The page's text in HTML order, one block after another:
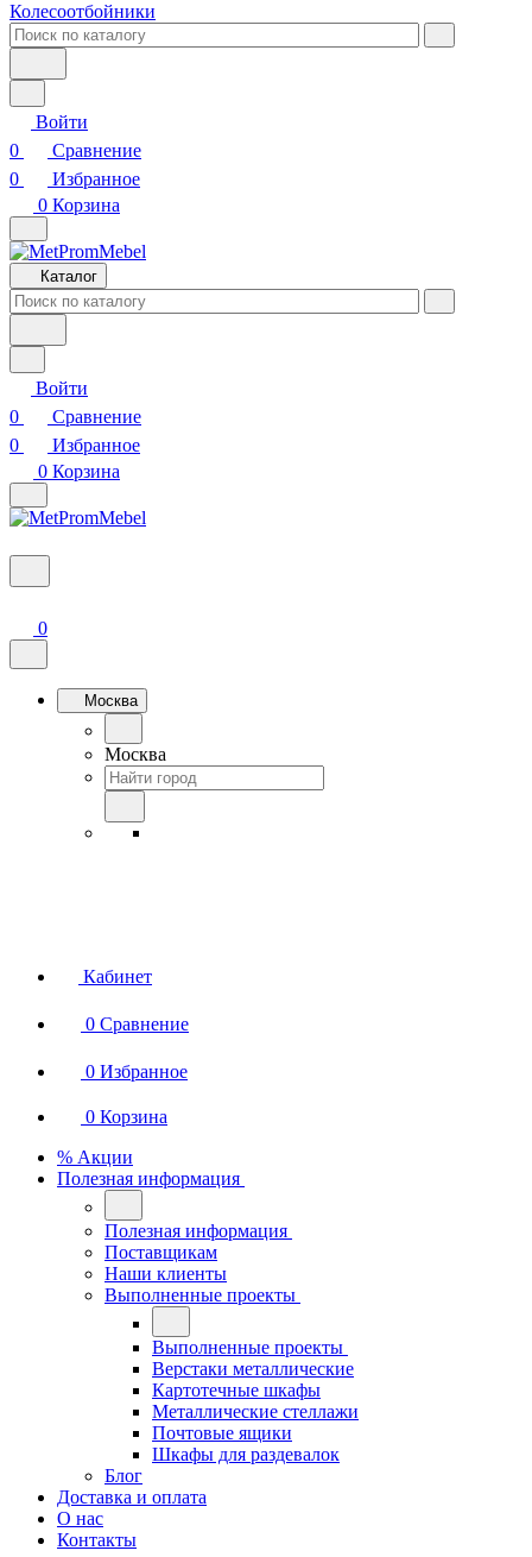
Колесоотбойники
Войти
0
Сравнение
0
Избранное
0 Корзина
Каталог
Войти
0
Сравнение
0
Избранное
0 Корзина
0
Москва
Москва
Кабинет
0 Сравнение
0 Избранное
0 Корзина
% Акции
Полезная информация
Полезная информация
Поставщикам
Наши клиенты
Выполненные проекты
Выполненные проекты
Верстаки металлические
Картотечные шкафы
Металлические стеллажи
Почтовые ящики
Шкафы для раздевалок
Блог
Доставка и оплата
О нас
Контакты